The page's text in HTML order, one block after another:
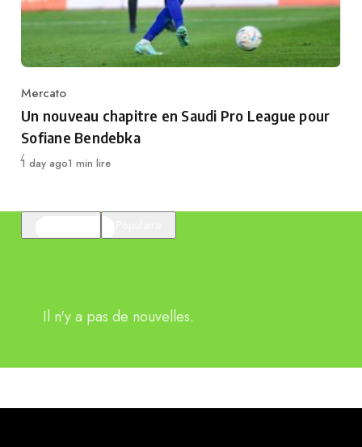
Category
Mercato
Un nouveau chapitre en Saudi Pro League pour
Sofiane Bendebka
Publié
1 day ago1 min lire
Il n'y a pas de nouvelles.